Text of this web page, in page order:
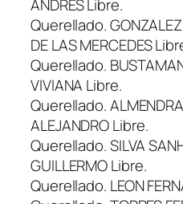
ANDRES Libre.
Querellado.
DE LAS MERCEDES
Querellado.
VIVIANA Libre.
Querellado.
ALEJANDRO Libre.
Querellado. SILVA
GUILLERMO Libre.
Querellado. LEON